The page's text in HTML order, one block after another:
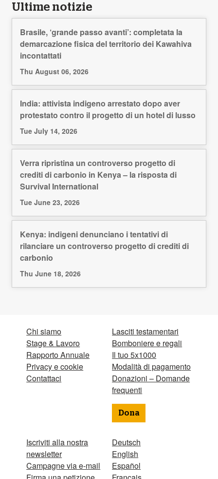
Ultime notizie
Brasile, ‘grande passo avanti’: completata la
demarcazione fisica del territorio dei Kawahiva
incontattati
Thu August 06, 2026
India: attivista indigeno arrestato dopo aver
protestato contro il progetto di un hotel di lusso
Tue July 14, 2026
Verra ripristina un controverso progetto di
crediti di carbonio in Kenya – la risposta di
Survival International
Tue June 23, 2026
Kenya: indigeni denunciano i tentativi di
rilanciare un controverso progetto di crediti di
carbonio
Thu June 18, 2026
Chi siamo
Stage & Lavoro
Rapporto Annuale
Privacy e cookie
Contattaci
Iscriviti alla nostra
newsletter
Campagne via e-mail
Lasciti testamentari
Bomboniere e regali
Il tuo 5x1000
Modalità di pagamento
Donazioni – Domande
frequenti
Dona
Deutsch
English
Español